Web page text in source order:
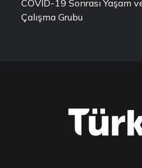
COVID-19 Sonrası Yaşam
Çalışma Grubu